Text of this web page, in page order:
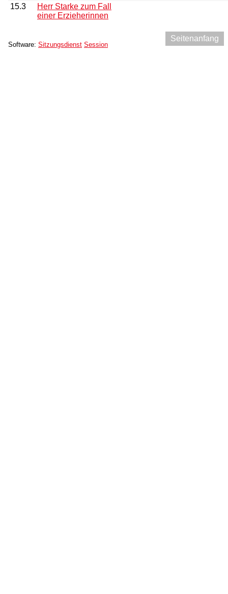
15.3
Herr Starke zum Fall
einer Erzieherinnen
Seitenanfang
Software: Sitzungsdienst Session